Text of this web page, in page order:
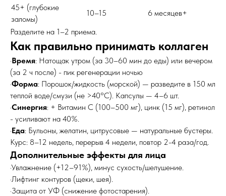
45+ (глубокие
заломы)
10–15
6 месяцев+
Разделите на 1–2 приема.
Как правильно принимать коллаген
·Время: Натощак утром (за 30–60 мин до еды) или вечером
(за 2 ч после) - пик регенерации ночью
·Форма: Порошок/жидкость (морской) — разведите в 150 мл
теплой воде/смузи (не >40°C). Капсулы — 4–6 шт.
·Синергия: + Витамин C (100–500 мг), цинк (15 мг), ретинол
- усиливают на 40%.
·Еда: Бульоны, желатин, цитрусовые — натуральные бустеры.
Курс: 8–12 недель, перерыв 4 недели, повтор 2-4 раза/год.
Дополнительные эффекты для лица
·Увлажнение (+12–91%), минус сухость/шелушение.
·Лифтинг контуров (щеки, шея).
·Защита от УФ (снижение фотостарения).